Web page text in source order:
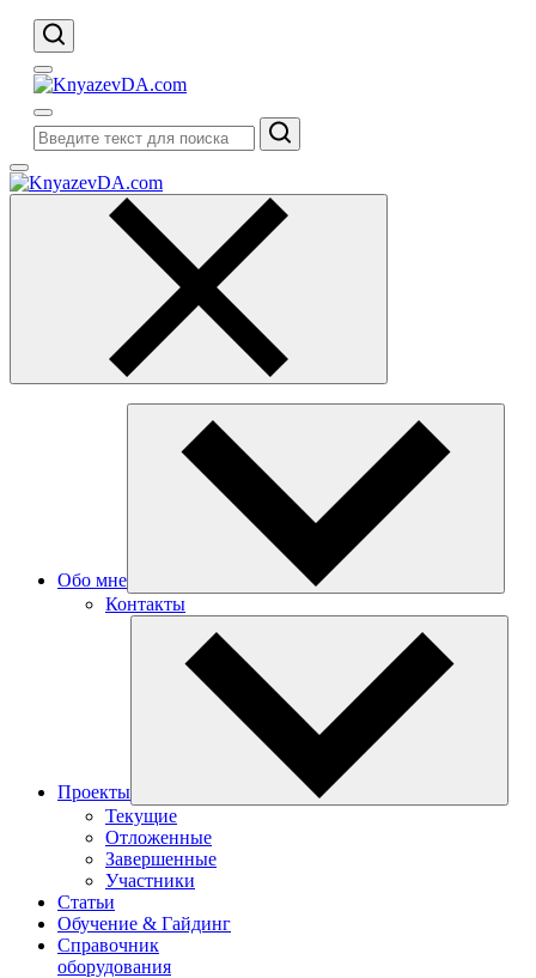
Поиск
Обо мне
Контакты
Проекты
Текущие
Отложенные
Завершенные
Участники
Статьи
Обучение & Гайдинг
Справочник
оборудования